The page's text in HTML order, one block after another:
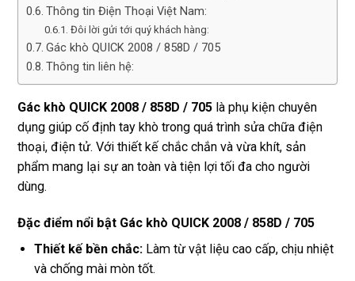
Thông tin Điện Thoại Việt Nam:
Đôi lời gửi tới quý khách hàng:
Gác khò QUICK 2008 / 858D / 705
Thông tin liên hệ:
Gác khò QUICK 2008 / 858D / 705 là phụ kiện chuyên
dụng giúp cố định tay khò trong quá trình sửa chữa điện
thoại, điện tử. Với thiết kế chắc chắn và vừa khít, sản
phẩm mang lại sự an toàn và tiện lợi tối đa cho người
dùng.
Đặc điểm nổi bật Gác khò QUICK 2008 / 858D / 705
Thiết kế bền chắc: Làm từ vật liệu cao cấp, chịu nhiệt
và chống mài mòn tốt.